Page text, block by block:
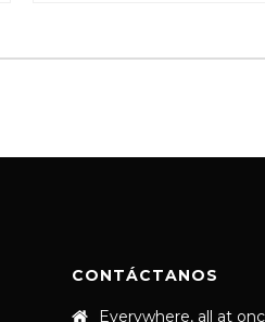
CONTÁCTANOS
Everywhere, all at